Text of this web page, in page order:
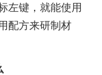
左键，就能使用
配方来研制材